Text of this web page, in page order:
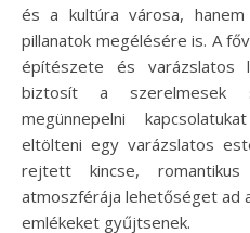
és a kultúra városa, hanem
pillanatok megélésére is. A
építészete és varázslatos
biztosít a szerelmesek
megünnepelni
eltölteni egy varázslatos
rejtett kincse,
atmoszférája lehetőséget ad
emlékeket gyűjtsenek.